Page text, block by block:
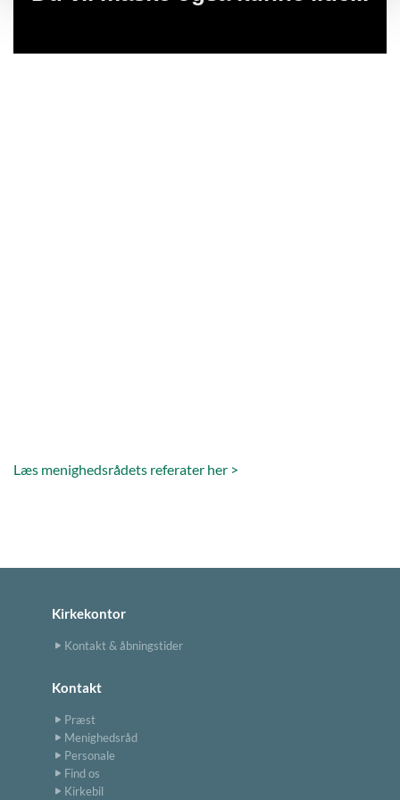
Læs menighedsrådets referater her >
Kirkekontor
Kontakt & åbningstider
Kontakt
Præst
Menighedsråd
Personale
Find os
Kirkebil